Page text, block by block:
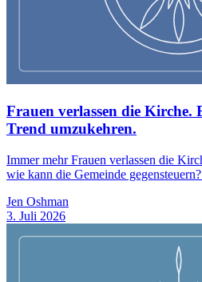
Frauen verlassen die Kirche.
Trend umzukehren.
Immer mehr Frauen verlassen die
wie kann die Gemeinde
Jen Oshman
3. Juli 2026